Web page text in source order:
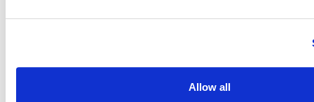
Allow all
und Mobilressourcen sendet, um uns aufzufordern, die
universellen Standard für das Senden und Empfangen von
DNT-Signalen. Daher können wir nicht versprechen, dass